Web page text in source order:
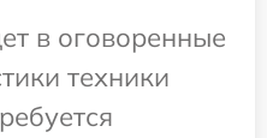
в оговоренные
техники